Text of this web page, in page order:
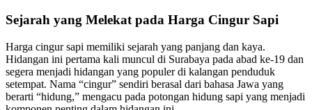
Sejarah yang Melekat pada Harga Cingur Sapi
Harga cingur sapi memiliki sejarah yang panjang dan kaya.
Hidangan ini pertama kali muncul di Surabaya pada abad ke-19 dan
segera menjadi hidangan yang populer di kalangan penduduk
setempat. Nama “cingur” sendiri berasal dari bahasa Jawa yang
berarti “hidung,” mengacu pada potongan hidung sapi yang menjadi